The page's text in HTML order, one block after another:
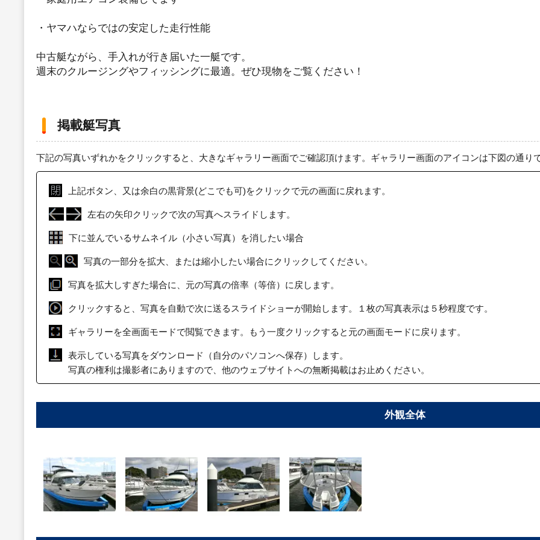
・ヤマハならではの安定した走行性能
中古艇ながら、手入れが行き届いた一艇です。
週末のクルージングやフィッシングに最適。ぜひ現物をご覧ください！
掲載艇写真
下記の写真いずれかをクリックすると、大きなギャラリー画面でご確認頂けます。ギャラリー画面のアイコンは下図の通り
上記ボタン、又は余白の黒背景(どこでも可)をクリックで元の画面に戻れます。
左右の矢印クリックで次の写真へスライドします。
下に並んでいるサムネイル（小さい写真）を消したい場合
写真の一部分を拡大、または縮小したい場合にクリックしてください。
写真を拡大しすぎた場合に、元の写真の倍率（等倍）に戻します。
クリックすると、写真を自動で次に送るスライドショーが開始します。１枚の写真表示は５秒程度です。
ギャラリーを全画面モードで閲覧できます。もう一度クリックすると元の画面モードに戻ります。
表示している写真をダウンロード（自分のパソコンへ保存）します。
写真の権利は撮影者にありますので、他のウェブサイトへの無断掲載はお止めください。
外観全体